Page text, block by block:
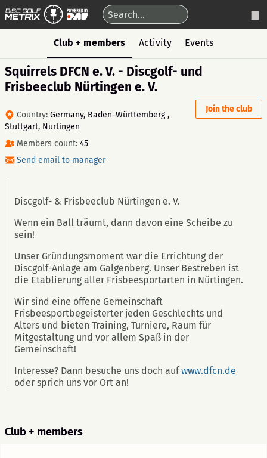
Club + members Activity Events
Squirrels DFCN e. V. - Discgolf- und
Frisbeeclub Nürtingen e. V.
Join the club
Country: Germany, Baden-Württemberg ,
Stuttgart, Nürtingen
Members count: 45
Send email to manager
Discgolf- & Frisbeeclub Nürtingen e. V.
Wenn ein Ball träumt, dann davon eine Scheibe zu
sein!
Unser Gründungsmoment war die Errichtung der
Discgolf-Anlage am Galgenberg. Unser Bestreben ist
die Etablierung aller Frisbeesportarten in Nürtingen.
Wir sind eine offene Gemeinschaft
Frisbeesportbegeisterter jeden Geschlechts und
Alters und bieten Training, Turniere, Raum für
Mitgestaltung und vor allem Spaß in der
Gemeinschaft!
Interesse? Dann besuche uns doch aufwww.dfcn.de
oder sprich uns vor Ort an!
Club + members